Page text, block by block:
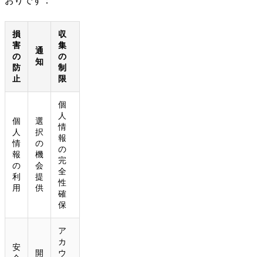
損
害
の
防
止
通
知
収
集
の
制
限
個
人
情
報
の
利
用
選
択
の
機
会
提
供
個
人
情
報
の
完
全
性
確
保
安
開
ア
カ
ウ